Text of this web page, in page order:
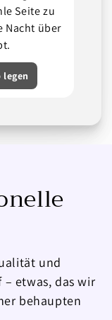
Seite zu
Nacht über
legen
und
etwas, das wir
behaupten